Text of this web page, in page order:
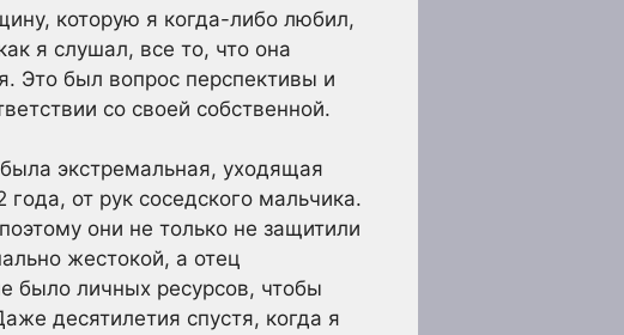
которую я когда-либо любил,
я слушал, все то, что она
Это был вопрос перспективы и
со своей собственной.
экстремальная, уходящая
от рук соседского мальчика.
они не только не защитили
жестокой, а отец
было личных ресурсов, чтобы
десятилетия спустя, когда я